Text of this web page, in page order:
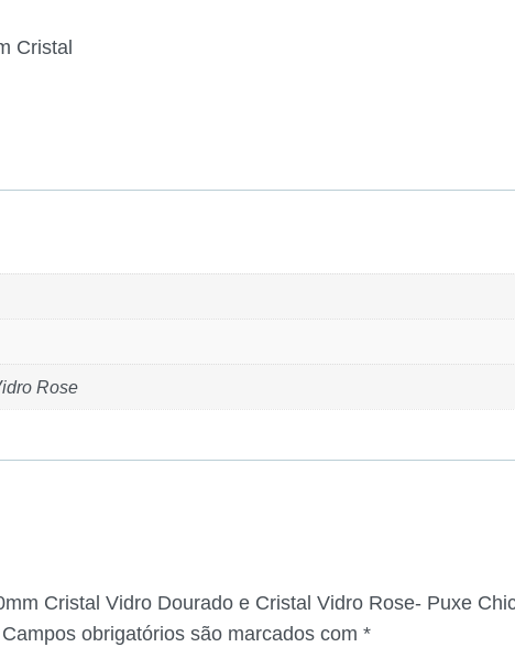
Cristal
Rose
Cristal Vidro Dourado e Cristal Vidro Rose- Puxe
Campos obrigatórios são marcados com *